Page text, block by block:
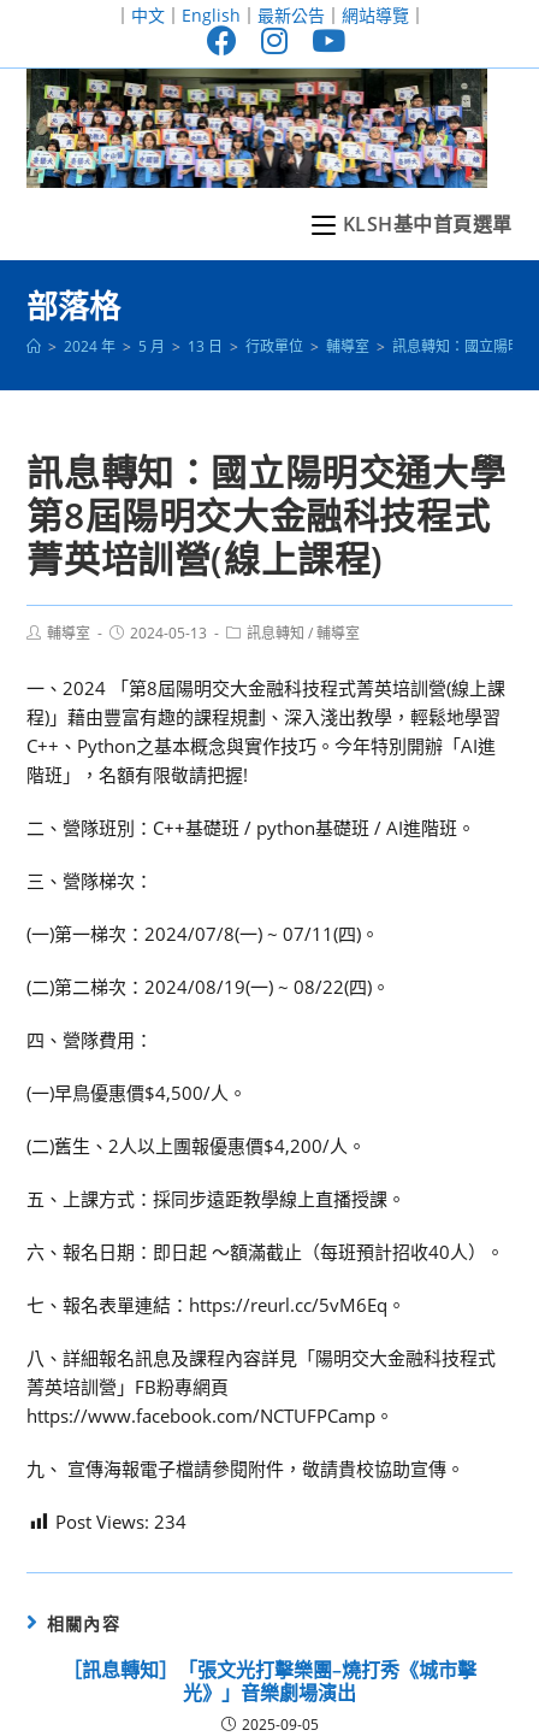
至
｜ 中文｜ English ｜ 最新公告｜ 網站導覽｜
KLSH基中首頁選單
部落格
> 2024 年 > 5 月 > 13 日 > 行政單位 > 輔導室 > 訊息轉知：國立陽明
訊息轉知：國立陽明交通大學
第8屆陽明交大金融科技程式
菁英培訓營(線上課程)
Post輔導室
Post2024-05-13
Post訊息轉知 / 輔導室
一、2024 「第8屆陽明交大金融科技程式菁英培訓營(線上課
程)」藉由豐富有趣的課程規劃、深入淺出教學，輕鬆地學習
C++、Python之基本概念與實作技巧。今年特別開辦「AI進
階班」，名額有限敬請把握!
二、營隊班別：C++基礎班 / python基礎班 / AI進階班。
三、營隊梯次：
(一)第一梯次：2024/07/8(一) ~ 07/11(四)。
(二)第二梯次：2024/08/19(一) ~ 08/22(四)。
四、營隊費用：
(一)早鳥優惠價$4,500/人。
(二)舊生、2人以上團報優惠價$4,200/人。
五、上課方式：採同步遠距教學線上直播授課。
六、報名日期：即日起 ～額滿截止（每班預計招收40人）。
七、報名表單連結：https://reurl.cc/5vM6Eq。
八、詳細報名訊息及課程內容詳見「陽明交大金融科技程式
菁英培訓營」FB粉專網頁
https://www.facebook.com/NCTUFPCamp。
九、 宣傳海報電子檔請參閱附件，敬請貴校協助宣傳。
Post Views: 234
相關內容
［訊息轉知］「張文光打擊樂團–燒打秀《城市擊
光》」音樂劇場演出
2025-09-05